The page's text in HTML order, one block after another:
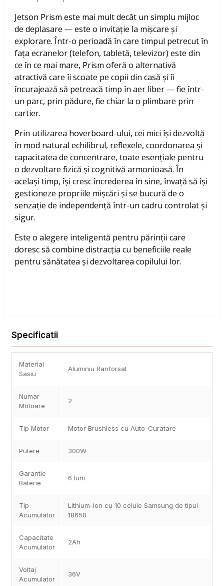
Jetson Prism este mai mult decât un simplu mijloc
de deplasare — este o invitație la mișcare și
explorare. Într-o perioadă în care timpul petrecut în
fața ecranelor (telefon, tabletă, televizor) este din
ce în ce mai mare, Prism oferă o alternativă
atractivă care îi scoate pe copii din casă și îi
încurajează să petreacă timp în aer liber — fie într-
un parc, prin pădure, fie chiar la o plimbare prin
cartier.
Prin utilizarea hoverboard-ului, cei mici își dezvoltă
în mod natural echilibrul, reflexele, coordonarea și
capacitatea de concentrare, toate esențiale pentru
o dezvoltare fizică și cognitivă armonioasă. În
același timp, își cresc încrederea în sine, învață să își
gestioneze propriile mișcări și se bucură de o
senzație de independență într-un cadru controlat și
sigur.
Este o alegere inteligentă pentru părinții care
doresc să combine distracția cu beneficiile reale
pentru sănătatea și dezvoltarea copilului lor.
Specificatii
Material
Sasiu
Aluminiu Ranforsat
Numar
Motoare
2
Tip Motor Motor Brushless cu Auto-Curatare
Putere 300W
Garantie
Baterie
6 luni
Tip
Acumulator
Lithium-Ion cu 10 celule Samsung de tipul
18650
Capacitate
Acumulator
2Ah
Voltaj
Acumulator
36V